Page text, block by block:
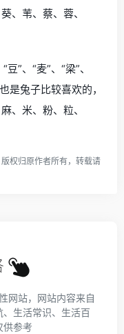
、苇、蔡、蓉、
”、“麦”、“梁”、
是兔子比较喜欢的，
、米、粉、粒、
权归原作者所有，转载请
网站，网站内容来自
生活常识、生活百
供参考